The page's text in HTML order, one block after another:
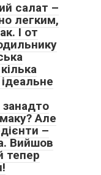
салат –
легким,
І от
Але
–
Вийшов
тепер